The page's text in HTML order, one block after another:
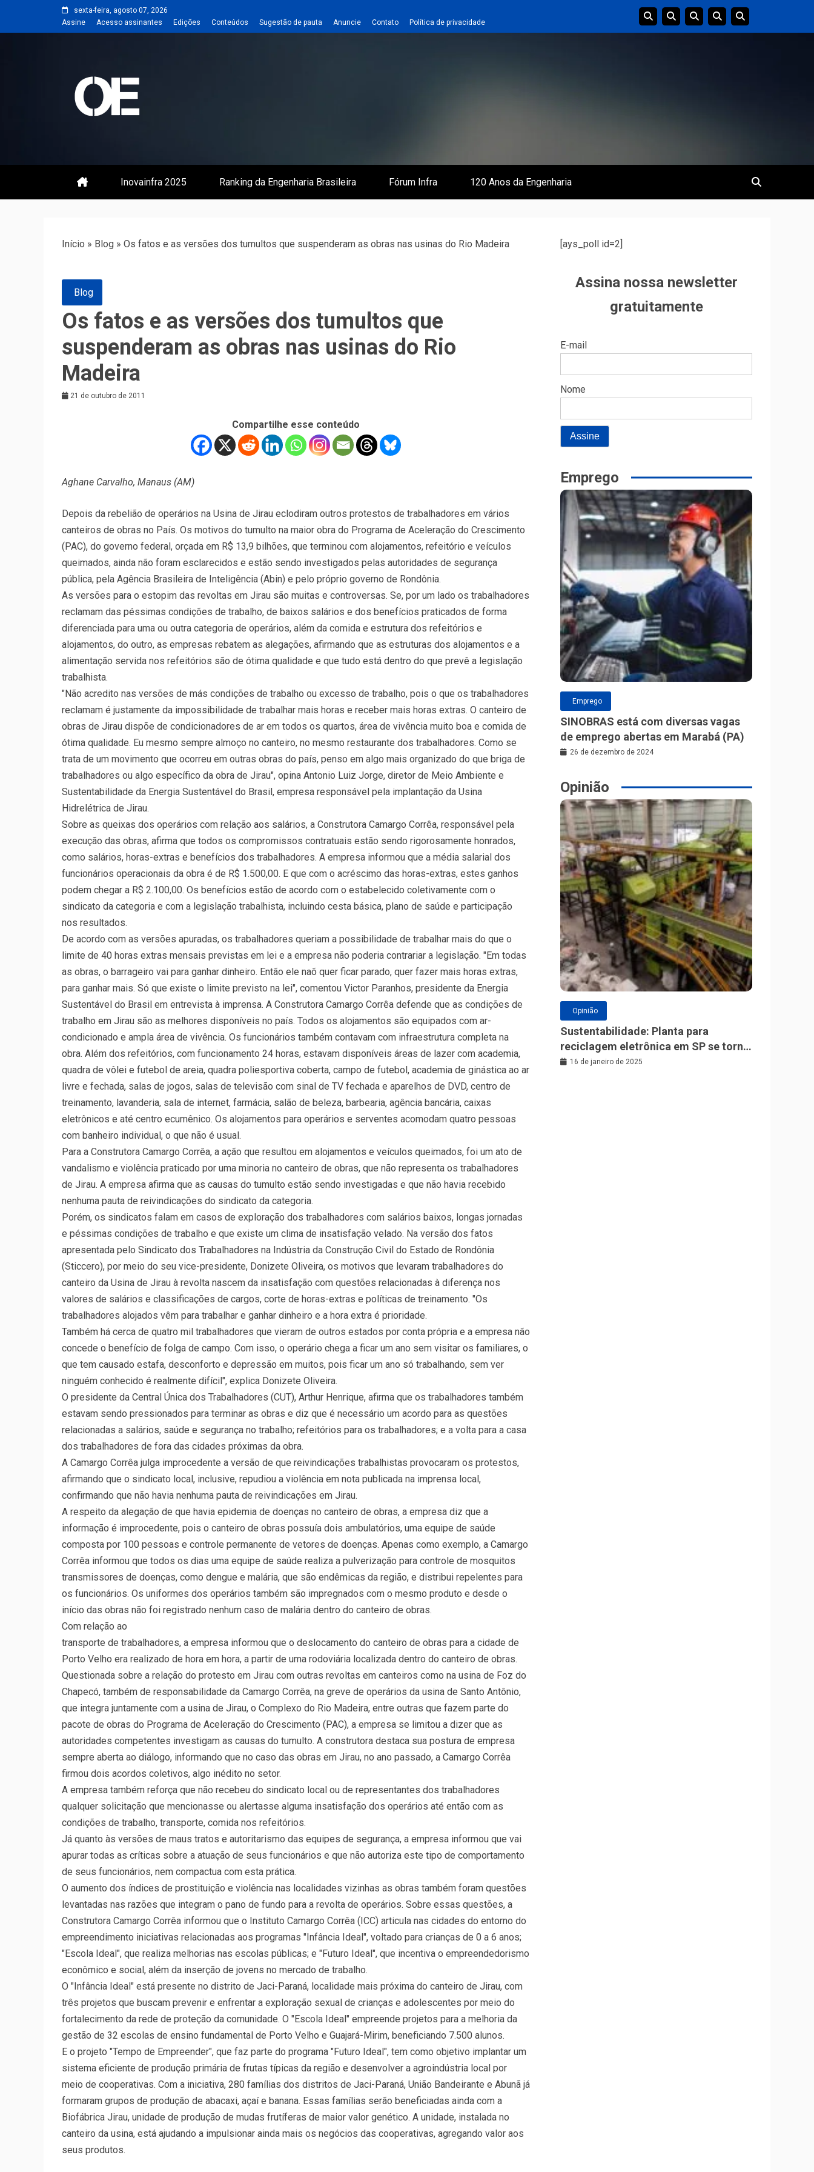
sexta-feira, agosto 07, 2026
Assine
Acesso assinantes Edições Conteúdos Sugestão de pauta Anuncie Contato Política de privacidade
Revista | O Empreiteiro
Inovainfra 2025 Ranking da Engenharia Brasileira Fórum Infra 120 Anos da Engenharia
Início » Blog » Os fatos e as versões dos tumultos que suspenderam as obras nas usinas do Rio Madeira
Blog
Os fatos e as versões dos tumultos que
suspenderam as obras nas usinas do Rio
Madeira
21 de outubro de 2011
Compartilhe esse conteúdo
Aghane Carvalho, Manaus (AM)
Depois da rebelião de operários na Usina de Jirau eclodiram outros protestos de trabalhadores em vários
canteiros de obras no País. Os motivos do tumulto na maior obra do Programa de Aceleração do Crescimento
(PAC), do governo federal, orçada em R$ 13,9 bilhões, que terminou com alojamentos, refeitório e veículos
queimados, ainda não foram esclarecidos e estão sendo investigados pelas autoridades de segurança
pública, pela Agência Brasileira de Inteligência (Abin) e pelo próprio governo de Rondônia.
As versões para o estopim das revoltas em Jirau são muitas e controversas. Se, por um lado os trabalhadores
reclamam das péssimas condições de trabalho, de baixos salários e dos benefícios praticados de forma
diferenciada para uma ou outra categoria de operários, além da comida e estrutura dos refeitórios e
alojamentos, do outro, as empresas rebatem as alegações, afirmando que as estruturas dos alojamentos e a
alimentação servida nos refeitórios são de ótima qualidade e que tudo está dentro do que prevê a legislação
trabalhista.
"Não acredito nas versões de más condições de trabalho ou excesso de trabalho, pois o que os trabalhadores
reclamam é justamente da impossibilidade de trabalhar mais horas e receber mais horas extras. O canteiro de
obras de Jirau dispõe de condicionadores de ar em todos os quartos, área de vivência muito boa e comida de
ótima qualidade. Eu mesmo sempre almoço no canteiro, no mesmo restaurante dos trabalhadores. Como se
trata de um movimento que ocorreu em outras obras do país, penso em algo mais organizado do que briga de
trabalhadores ou algo específico da obra de Jirau", opina Antonio Luiz Jorge, diretor de Meio Ambiente e
Sustentabilidade da Energia Sustentável do Brasil, empresa responsável pela implantação da Usina
Hidrelétrica de Jirau.
Sobre as queixas dos operários com relação aos salários, a Construtora Camargo Corrêa, responsável pela
execução das obras, afirma que todos os compromissos contratuais estão sendo rigorosamente honrados,
como salários, horas-extras e benefícios dos trabalhadores. A empresa informou que a média salarial dos
funcionários operacionais da obra é de R$ 1.500,00. E que com o acréscimo das horas-extras, estes ganhos
podem chegar a R$ 2.100,00. Os benefícios estão de acordo com o estabelecido coletivamente com o
sindicato da categoria e com a legislação trabalhista, incluindo cesta básica, plano de saúde e participação
nos resultados.
De acordo com as versões apuradas, os trabalhadores queriam a possibilidade de trabalhar mais do que o
limite de 40 horas extras mensais previstas em lei e a empresa não poderia contrariar a legislação. "Em todas
as obras, o barrageiro vai para ganhar dinheiro. Então ele naõ quer ficar parado, quer fazer mais horas extras,
para ganhar mais. Só que existe o limite previsto na lei", comentou Victor Paranhos, presidente da Energia
Sustentável do Brasil em entrevista à imprensa. A Construtora Camargo Corrêa defende que as condições de
trabalho em Jirau são as melhores disponíveis no país. Todos os alojamentos são equipados com ar-
condicionado e ampla área de vivência. Os funcionários também contavam com infraestrutura completa na
obra. Além dos refeitórios, com funcionamento 24 horas, estavam disponíveis áreas de lazer com academia,
quadra de vôlei e futebol de areia, quadra poliesportiva coberta, campo de futebol, academia de ginástica ao ar
livre e fechada, salas de jogos, salas de televisão com sinal de TV fechada e aparelhos de DVD, centro de
treinamento, lavanderia, sala de internet, farmácia, salão de beleza, barbearia, agência bancária, caixas
eletrônicos e até centro ecumênico. Os alojamentos para operários e serventes acomodam quatro pessoas
com banheiro individual, o que não é usual.
Para a Construtora Camargo Corrêa, a ação que resultou em alojamentos e veículos queimados, foi um ato de
vandalismo e violência praticado por uma minoria no canteiro de obras, que não representa os trabalhadores
de Jirau. A empresa afirma que as causas do tumulto estão sendo investigadas e que não havia recebido
nenhuma pauta de reivindicações do sindicato da categoria.
Porém, os sindicatos falam em casos de exploração dos trabalhadores com salários baixos, longas jornadas
e péssimas condições de trabalho e que existe um clima de insatisfação velado. Na versão dos fatos
apresentada pelo Sindicato dos Trabalhadores na Indústria da Construção Civil do Estado de Rondônia
(Sticcero), por meio do seu vice-presidente, Donizete Oliveira, os motivos que levaram trabalhadores do
canteiro da Usina de Jirau à revolta nascem da insatisfação com questões relacionadas à diferença nos
valores de salários e classificações de cargos, corte de horas-extras e políticas de treinamento. "Os
trabalhadores alojados vêm para trabalhar e ganhar dinheiro e a hora extra é prioridade.
Também há cerca de quatro mil trabalhadores que vieram de outros estados por conta própria e a empresa não
concede o benefício de folga de campo. Com isso, o operário chega a ficar um ano sem visitar os familiares, o
que tem causado estafa, desconforto e depressão em muitos, pois ficar um ano só trabalhando, sem ver
ninguém conhecido é realmente difícil", explica Donizete Oliveira.
O presidente da Central Única dos Trabalhadores (CUT), Arthur Henrique, afirma que os trabalhadores também
estavam sendo pressionados para terminar as obras e diz que é necessário um acordo para as questões
relacionadas a salários, saúde e segurança no trabalho; refeitórios para os trabalhadores; e a volta para a casa
dos trabalhadores de fora das cidades próximas da obra.
A Camargo Corrêa julga improcedente a versão de que reivindicações trabalhistas provocaram os protestos,
afirmando que o sindicato local, inclusive, repudiou a violência em nota publicada na imprensa local,
confirmando que não havia nenhuma pauta de reivindicações em Jirau.
A respeito da alegação de que havia epidemia de doenças no canteiro de obras, a empresa diz que a
informação é improcedente, pois o canteiro de obras possuía dois ambulatórios, uma equipe de saúde
composta por 100 pessoas e controle permanente de vetores de doenças. Apenas como exemplo, a Camargo
Corrêa informou que todos os dias uma equipe de saúde realiza a pulverização para controle de mosquitos
transmissores de doenças, como dengue e malária, que são endêmicas da região, e distribui repelentes para
os funcionários. Os uniformes dos operários também são impregnados com o mesmo produto e desde o
início das obras não foi registrado nenhum caso de malária dentro do canteiro de obras.
Com relação ao
transporte de trabalhadores, a empresa informou que o deslocamento do canteiro de obras para a cidade de
Porto Velho era realizado de hora em hora, a partir de uma rodoviária localizada dentro do canteiro de obras.
Questionada sobre a relação do protesto em Jirau com outras revoltas em canteiros como na usina de Foz do
Chapecó, também de responsabilidade da Camargo Corrêa, na greve de operários da usina de Santo Antônio,
que integra juntamente com a usina de Jirau, o Complexo do Rio Madeira, entre outras que fazem parte do
pacote de obras do Programa de Aceleração do Crescimento (PAC), a empresa se limitou a dizer que as
autoridades competentes investigam as causas do tumulto. A construtora destaca sua postura de empresa
sempre aberta ao diálogo, informando que no caso das obras em Jirau, no ano passado, a Camargo Corrêa
firmou dois acordos coletivos, algo inédito no setor.
A empresa também reforça que não recebeu do sindicato local ou de representantes dos trabalhadores
qualquer solicitação que mencionasse ou alertasse alguma insatisfação dos operários até então com as
condições de trabalho, transporte, comida nos refeitórios.
Já quanto às versões de maus tratos e autoritarismo das equipes de segurança, a empresa informou que vai
apurar todas as críticas sobre a atuação de seus funcionários e que não autoriza este tipo de comportamento
de seus funcionários, nem compactua com esta prática.
O aumento dos índices de prostituição e violência nas localidades vizinhas as obras também foram questões
levantadas nas razões que integram o pano de fundo para a revolta de operários. Sobre essas questões, a
Construtora Camargo Corrêa informou que o Instituto Camargo Corrêa (ICC) articula nas cidades do entorno do
empreendimento iniciativas relacionadas aos programas "Infância Ideal", voltado para crianças de 0 a 6 anos;
"Escola Ideal", que realiza melhorias nas escolas públicas; e "Futuro Ideal", que incentiva o empreendedorismo
econômico e social, além da inserção de jovens no mercado de trabalho.
O "Infância Ideal" está presente no distrito de Jaci-Paraná, localidade mais próxima do canteiro de Jirau, com
três projetos que buscam prevenir e enfrentar a exploração sexual de crianças e adolescentes por meio do
fortalecimento da rede de proteção da comunidade. O "Escola Ideal" empreende projetos para a melhoria da
gestão de 32 escolas de ensino fundamental de Porto Velho e Guajará-Mirim, beneficiando 7.500 alunos.
E o projeto "Tempo de Empreender", que faz parte do programa "Futuro Ideal", tem como objetivo implantar um
sistema eficiente de produção primária de frutas típicas da região e desenvolver a agroindústria local por
meio de cooperativas. Com a iniciativa, 280 famílias dos distritos de Jaci-Paraná, União Bandeirante e Abunã já
formaram grupos de produção de abacaxi, açaí e banana. Essas famílias serão beneficiadas ainda com a
Biofábrica Jirau, unidade de produção de mudas frutíferas de maior valor genético. A unidade, instalada no
canteiro da usina, está ajudando a impulsionar ainda mais os negócios das cooperativas, agregando valor aos
seus produtos.
[ays_poll id=2]
Assina nossa newsletter
gratuitamente
E-mail
Nome
Emprego
Emprego
SINOBRAS está com diversas vagas
de emprego abertas em Marabá (PA)
26 de dezembro de 2024
Opinião
Opinião
Sustentabilidade: Planta para
reciclagem eletrônica em SP se torna
a maior da América Latina
16 de janeiro de 2025